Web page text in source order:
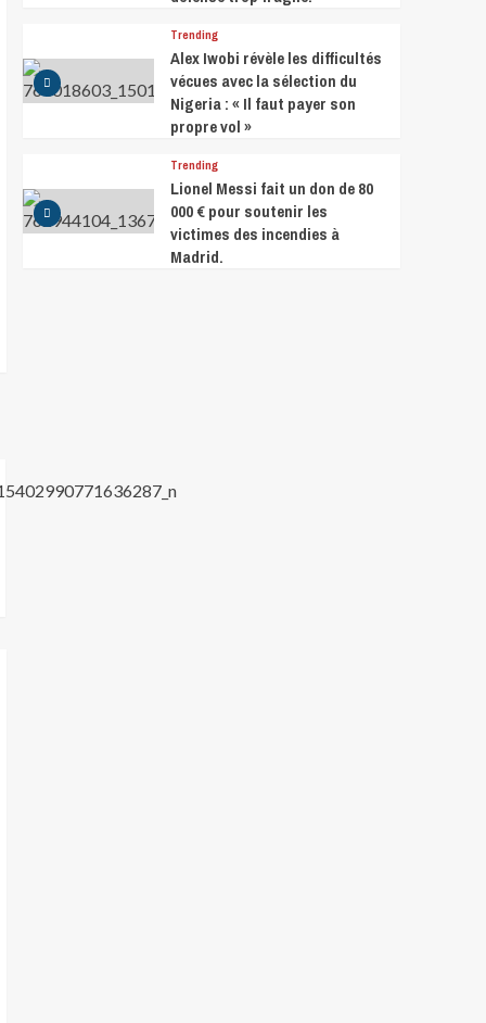
Trending
Alex Iwobi révèle les difficultés
vécues avec la sélection du
Nigeria : « Il faut payer son
propre vol »
Trending
Lionel Messi fait un don de 80
000 € pour soutenir les
victimes des incendies à
Madrid.